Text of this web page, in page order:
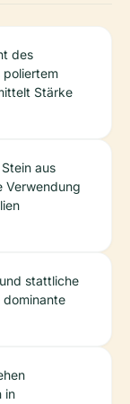
des
poliertem
Stärke
aus
Verwendung
stattliche
dominante
in